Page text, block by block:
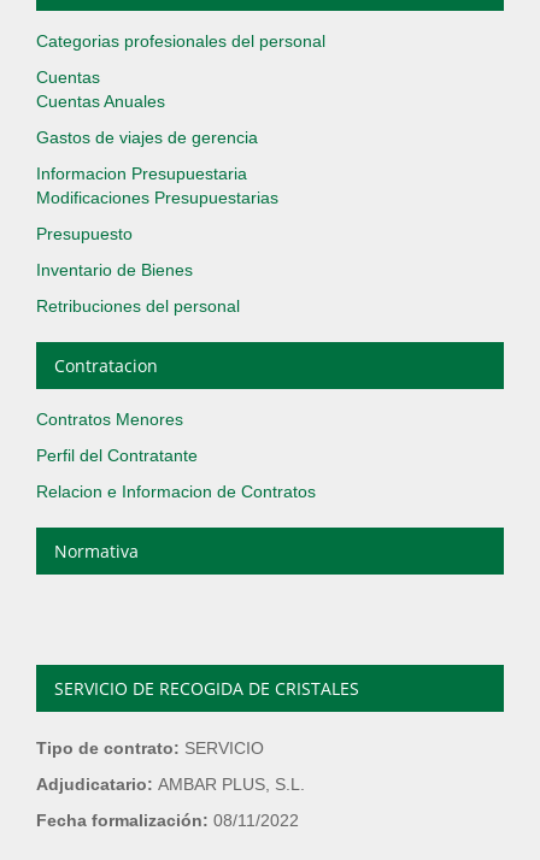
Categorias profesionales del personal
Cuentas
Cuentas Anuales
Gastos de viajes de gerencia
Informacion Presupuestaria
Modificaciones Presupuestarias
Presupuesto
Inventario de Bienes
Retribuciones del personal
Contratacion
Contratos Menores
Perfil del Contratante
Relacion e Informacion de Contratos
Normativa
SERVICIO DE RECOGIDA DE CRISTALES
Tipo de contrato: SERVICIO
Adjudicatario: AMBAR PLUS, S.L.
Fecha formalización: 08/11/2022